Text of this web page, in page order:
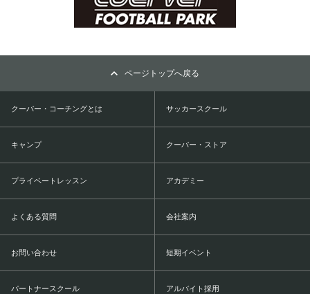
ページトップへ戻る
クーバー・コーチングとは サッカースクール
キャンプ クーバー・ストア
プライベートレッスン アカデミー
よくある質問 会社案内
お問い合わせ 短期イベント
パートナースクール アルバイト採用